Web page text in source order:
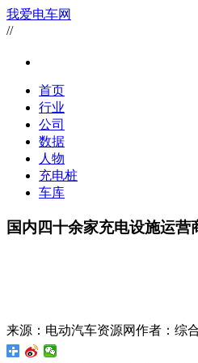
我爱电车网
//
首页
行业
公司
数据
人物
充电桩
车库
国内四十余家充电设施运营
来源： 电动汽车资源网作者： 综